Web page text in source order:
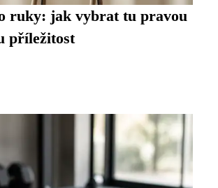
ruky: jak vybrat tu pravou
příležitost